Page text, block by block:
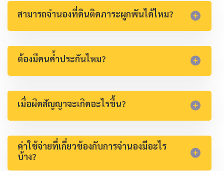
สามารถจำนองที่ดินติดภาระผูกพันได้ไหม?
ต้องมีคนค้ำประกันไหม?
เมื่อผิดสัญญาจะเกิดอะไรขึ้น?
ค่าใช้จ่ายที่เกี่ยวข้องกับการจำนองมีอะไร
บ้าง?